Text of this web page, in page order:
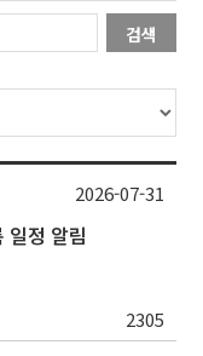
검색
일정 알림
2305
2026-07-31